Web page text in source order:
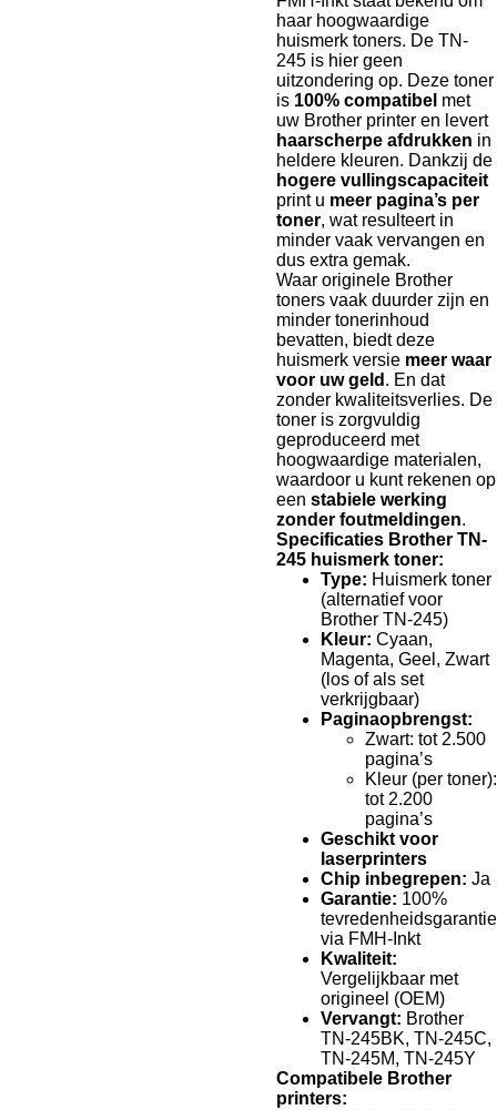
haar hoogwaardige
huismerk toners. De TN-
245 is hier geen
uitzondering op. Deze toner
is 100% compatibel met
uw Brother printer en levert
haarscherpe afdrukken in
heldere kleuren. Dankzij de
hogere vullingscapaciteit
print u meer pagina’s per
toner, wat resulteert in
minder vaak vervangen en
dus extra gemak.
Waar originele Brother
toners vaak duurder zijn en
minder tonerinhoud
bevatten, biedt deze
huismerk versie meer waar
voor uw geld . En dat
zonder kwaliteitsverlies. De
toner is zorgvuldig
geproduceerd met
hoogwaardige materialen,
waardoor u kunt rekenen op
een stabiele werking
zonder foutmeldingen.
Specificaties Brother TN-
245 huismerk toner:
Type: Huismerk toner
(alternatief voor
Brother TN-245)
Kleur: Cyaan,
Magenta, Geel, Zwart
(los of als set
verkrijgbaar)
Paginaopbrengst:
Zwart: tot 2.500
pagina’s
Kleur (per toner):
tot 2.200
pagina’s
Geschikt voor
laserprinters
Chip inbegrepen: Ja
Garantie: 100%
tevredenheidsgarantie
via FMH-Inkt
Kwaliteit:
Vergelijkbaar met
origineel (OEM)
Vervangt: Brother
TN-245BK, TN-245C,
TN-245M, TN-245Y
Compatibele Brother
printers: